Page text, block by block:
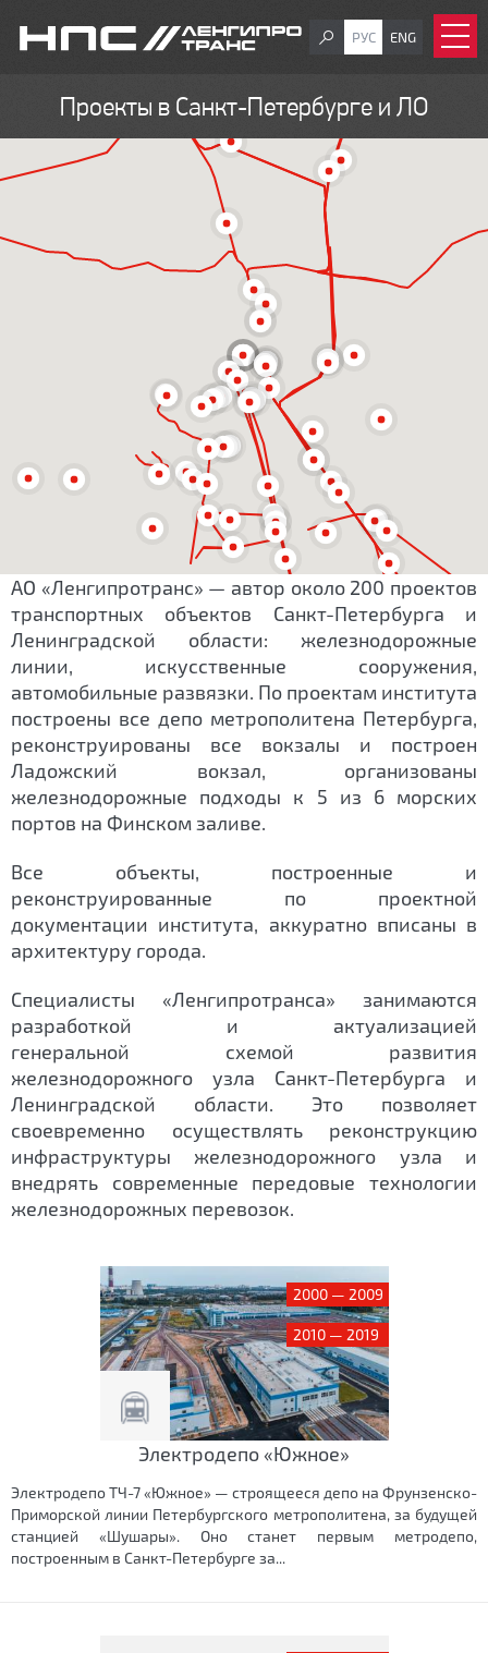
РУС ENG
Проекты в Санкт-Петербурге и ЛО
АО «Ленгипротранс» — автор около 200 проектов
транспортных объектов Санкт-Петербурга и
Ленинградской области: железнодорожные
линии, искусственные сооружения,
автомобильные развязки. По проектам института
построены все депо метрополитена Петербурга,
реконструированы все вокзалы и построен
Ладожский вокзал, организованы
железнодорожные подходы к 5 из 6 морских
портов на Финском заливе.
Все объекты, построенные и
реконструированные по проектной
документации института, аккуратно вписаны в
архитектуру города.
Специалисты «Ленгипротранса» занимаются
разработкой и актуализацией
генеральной схемой развития
железнодорожного узла Санкт-Петербурга и
Ленинградской области. Это позволяет
своевременно осуществлять реконструкцию
инфраструктуры железнодорожного узла и
внедрять современные передовые технологии
железнодорожных перевозок.
2000 — 2009
2010 — 2019
Электродепо «Южное»
Электродепо ТЧ-7 «Южное» — строящееся депо на Фрунзенско-
Приморской линии Петербургского метрополитена, за будущей
станцией «Шушары». Оно станет первым метродепо,
построенным в Санкт-Петербурге за...